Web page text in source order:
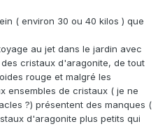
( environ 30 ou 40 kilos ) que
au jet dans le jardin avec
cristaux d'aragonite, de tout
rouge et malgré les
ensembles de cristaux ( je ne
?) présentent des manques (
d'aragonite plus petits qui